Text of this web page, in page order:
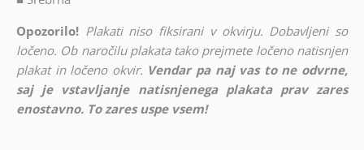
Opozorilo! Plakati niso fiksirani v okvirju. Dobavljeni so
ločeno. Ob naročilu plakata tako prejmete ločeno natisnjen
plakat in ločeno okvir. Vendar pa naj vas to ne odvrne,
saj je vstavljanje natisnjenega plakata prav zares
enostavno. To zares uspe vsem!